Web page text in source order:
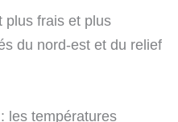
plus frais et plus
du nord-est et du relief
les températures